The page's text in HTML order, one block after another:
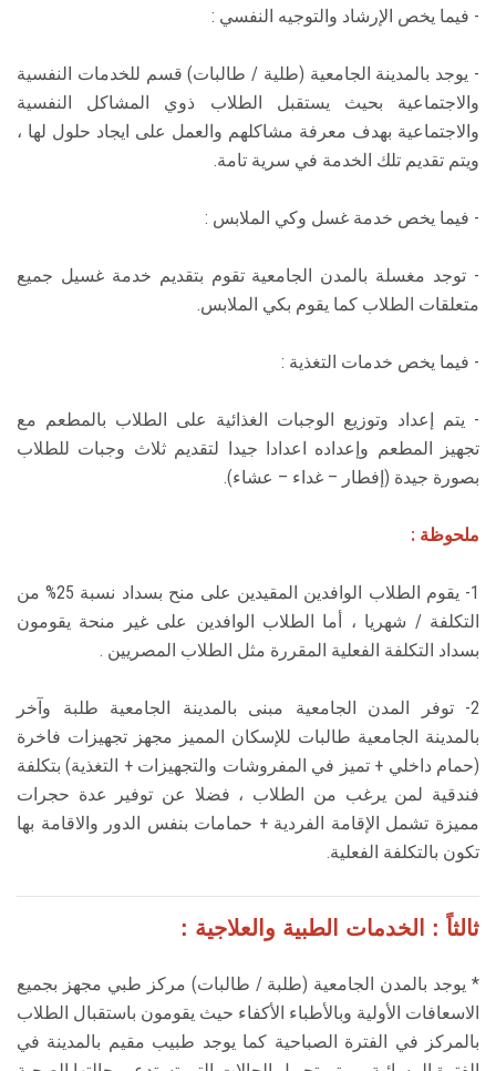
- فيما يخص الإرشاد والتوجيه النفسي :
- يوجد بالمدينة الجامعية (طلية / طالبات) قسم للخدمات النفسية
والاجتماعية بحيث يستقبل الطلاب ذوي المشاكل النفسية
والاجتماعية بهدف معرفة مشاكلهم والعمل على ايجاد حلول لها ،
ويتم تقديم تلك الخدمة في سرية تامة.
- فيما يخص خدمة غسل وكي الملابس :
- توجد مغسلة بالمدن الجامعية تقوم بتقديم خدمة غسيل جميع
متعلقات الطلاب كما يقوم بكي الملابس.
- فيما يخص خدمات التغذية :
- يتم إعداد وتوزيع الوجبات الغذائية على الطلاب بالمطعم مع
تجهيز المطعم وإعداده اعدادا جيدا لتقديم ثلاث وجبات للطلاب
بصورة جيدة (إفطار – غداء – عشاء).
ملحوظة :
1- يقوم الطلاب الوافدين المقيدين على منح بسداد نسبة 25% من
التكلفة / شهريا ، أما الطلاب الوافدين على غير منحة يقومون
بسداد التكلفة الفعلية المقررة مثل الطلاب المصريين .
2- توفر المدن الجامعية مبنى بالمدينة الجامعية طلبة وآخر
بالمدينة الجامعية طالبات للإسكان المميز مجهز تجهيزات فاخرة
(حمام داخلي + تميز في المفروشات والتجهيزات + التغذية) بتكلفة
فندقية لمن يرغب من الطلاب ، فضلا عن توفير عدة حجرات
مميزة تشمل الإقامة الفردية + حمامات بنفس الدور والاقامة بها
تكون بالتكلفة الفعلية.
ثالثاً : الخدمات الطبية والعلاجية :
* يوجد بالمدن الجامعية (طلبة / طالبات) مركز طبي مجهز بجميع
الاسعافات الأولية وبالأطباء الأكفاء حيث يقومون باستقبال الطلاب
بالمركز في الفترة الصباحية كما يوجد طبيب مقيم بالمدينة في